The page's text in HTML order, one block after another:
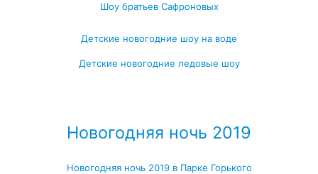
Шоу братьев Сафроновых
Детские новогодние шоу на воде
Детские новогодние ледовые шоу
Новогодняя ночь 2019
Новогодняя ночь 2019 в Парке Горького